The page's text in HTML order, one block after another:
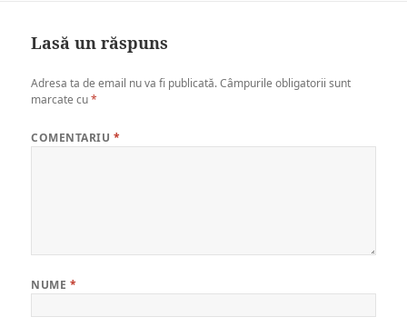
Lasă un răspuns
Adresa ta de email nu va fi publicată. Câmpurile obligatorii sunt
marcate cu*
COMENTARIU *
NUME *